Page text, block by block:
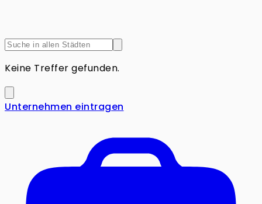
Keine Treffer gefunden.
Unternehmen eintragen